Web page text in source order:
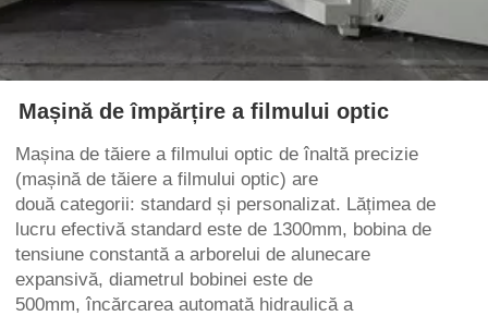
Mașină de împărțire a filmului optic
Mașina de tăiere a filmului optic de înaltă precizie
(mașină de tăiere a filmului optic) are
două categorii: standard și personalizat. Lățimea de
lucru efectivă standard este de 1300mm, bobina de
tensiune constantă a arborelui de alunecare
expansivă, diametrul bobinei este de
500mm, încărcarea automată hidraulică a